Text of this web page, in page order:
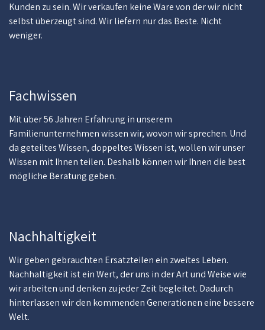
Kunden zu sein. Wir verkaufen keine Ware von der wir nicht
selbst überzeugt sind. Wir liefern nur das Beste. Nicht
weniger.
Fachwissen
Mit über 56 Jahren Erfahrung in unserem
Familienunternehmen wissen wir, wovon wir sprechen. Und
da geteiltes Wissen, doppeltes Wissen ist, wollen wir unser
Wissen mit Ihnen teilen. Deshalb können wir Ihnen die best
mögliche Beratung geben.
Nachhaltigkeit
Wir geben gebrauchten Ersatzteilen ein zweites Leben.
Nachhaltigkeit ist ein Wert, der uns in der Art und Weise wie
wir arbeiten und denken zu jeder Zeit begleitet. Dadurch
hinterlassen wir den kommenden Generationen eine bessere
Welt.